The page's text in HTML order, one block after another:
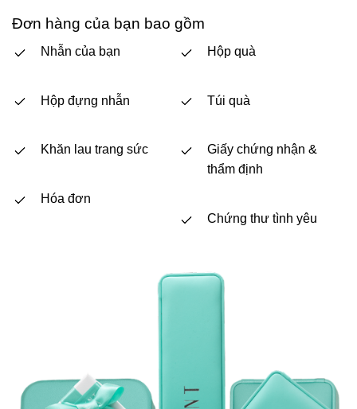
Đơn hàng của bạn bao gồm
Nhẫn của bạn
Hộp đựng nhẫn
Khăn lau trang sức
Hóa đơn
Hộp quà
Túi quà
Giấy chứng nhận &
thẩm định
Chứng thư tình yêu